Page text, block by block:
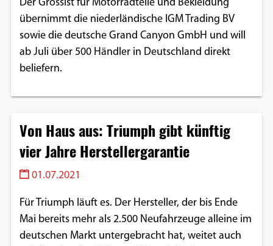
Der Grossist für Motorradteile und Bekleidung
übernimmt die niederländische IGM Trading BV
sowie die deutsche Grand Canyon GmbH und will
ab Juli über 500 Händler in Deutschland direkt
beliefern.
Von Haus aus: Triumph gibt künftig
vier Jahre Herstellergarantie
01.07.2021
Für Triumph läuft es. Der Hersteller, der bis Ende
Mai bereits mehr als 2.500 Neufahrzeuge alleine im
deutschen Markt untergebracht hat, weitet auch